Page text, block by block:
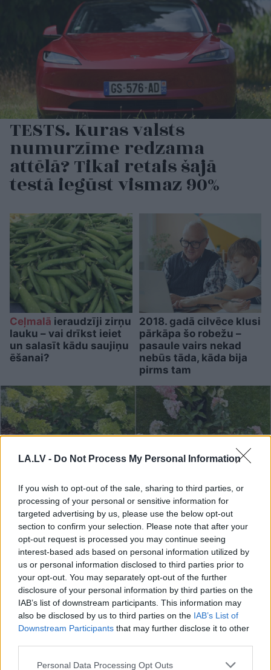
LA.LV - Do Not Process My Personal Information
If you wish to opt-out of the sale, sharing to third parties, or
processing of your personal or sensitive information for
targeted advertising by us, please use the below opt-out
section to confirm your selection. Please note that after your
opt-out request is processed you may continue seeing
interest-based ads based on personal information utilized by
us or personal information disclosed to third parties prior to
your opt-out. You may separately opt-out of the further
disclosure of your personal information by third parties on the
IAB’s list of downstream participants. This information may
also be disclosed by us to third parties on the IAB’s List of
Downstream Participants that may further disclose it to other
Please note that this website/app uses one or more Google
Personal Data Processing Opt Outs
TESTS. Kuras valsts
numurzīme redzama
attēlā? Tikai retais šajā
testā iegūst vismaz 90%
Ceļmalā ieraudzīji zirņu
lauku – vai drīkst ieiet
un salasīt kādu saujiņu
ēšanai?
2018. gadā cilvēce klusi
pārkāpa šo robežu –
pasaule vairs nekad
nebūs tāda, kāda bija
pirms tam
“Man arī tagad vajag!”
Hortenziju fani sajūsmā
par šo tirgotāju Salaspilī